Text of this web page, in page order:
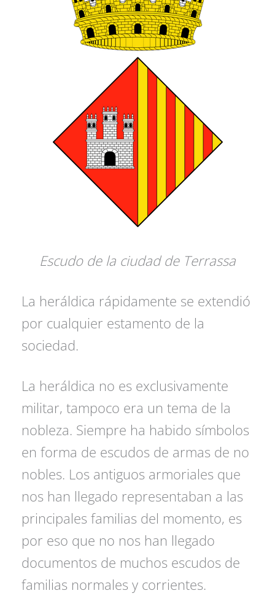
Escudo de la ciudad de Terrassa
La heráldica rápidamente se extendió
por cualquier estamento de la
sociedad.
La heráldica no es exclusivamente
militar, tampoco era un tema de la
nobleza. Siempre ha habido símbolos
en forma de escudos de armas de no
nobles. Los antiguos armoriales que
nos han llegado representaban a las
principales familias del momento, es
por eso que no nos han llegado
documentos de muchos escudos de
familias normales y corrientes.